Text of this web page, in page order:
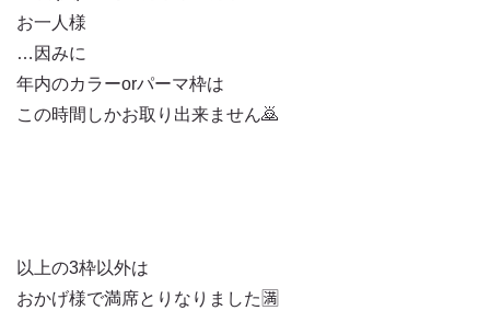
お一人様
…因みに
年内のカラーorパーマ枠は
この時間しかお取り出来ません🙇
以上の3枠以外は
おかげ様で満席とりなりました🈵